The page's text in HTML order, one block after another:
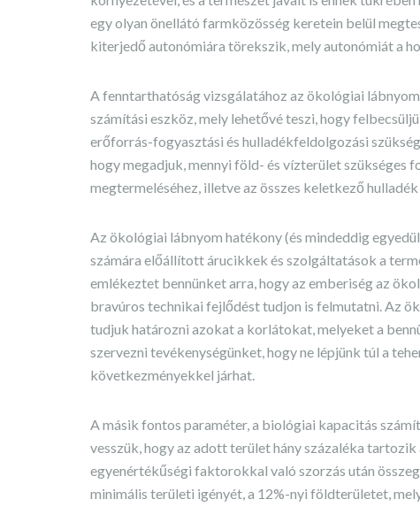
egy olyan önellátó farmközösség keretein belül
kiterjedő autonómiára törekszik, mely autonómiát a
A fenntarthatóság vizsgálatához az ökológiai
számítási eszköz, mely lehetővé teszi, hogy
erőforrás-fogyasztási és hulladékfeldolgozási
hogy megadjuk, mennyi föld- és vízterület szükséges
megtermeléséhez, illetve az összes keletkező hulladék
Az ökológiai lábnyom hatékony (és mindeddig
számára előállított árucikkek és szolgáltatások a
emlékeztet bennünket arra, hogy az emberiség az
bravúros technikai fejlődést tudjon is felmutatni. Az
tudjuk határozni azokat a korlátokat, melyeket a
szervezni tevékenységünket, hogy ne lépjünk túl a
következményekkel járhat.
A másik fontos paraméter, a biológiai kapacitás
vesszük, hogy az adott terület hány százaléka
egyenértékűségi faktorokkal való szorzás után
minimális területi igényét, a 12%-nyi földterületet,